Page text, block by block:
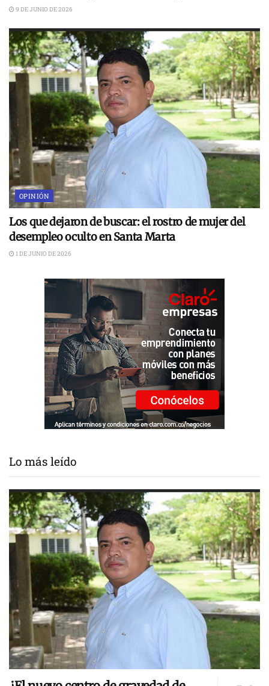
9 DE JUNIO DE 2026
OPINIÓN
Los que dejaron de buscar: el rostro de mujer del
desempleo oculto en Santa Marta
1 DE JUNIO DE 2026
Lo más leído